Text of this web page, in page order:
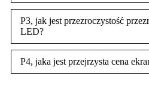
P3, jak jest przezroczystość
LED?
P4, jaka jest przejrzysta cena